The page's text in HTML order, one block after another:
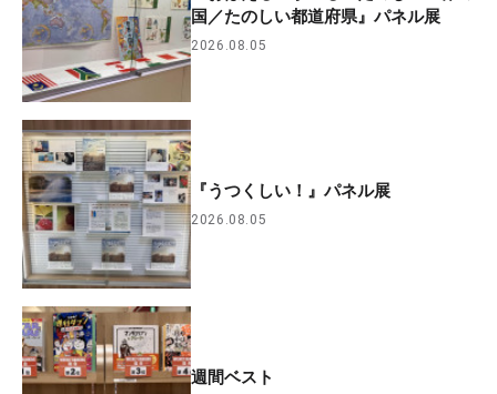
国／たのしい都道府県』パネル展
2026.08.05
『うつくしい！』パネル展
2026.08.05
週間ベスト